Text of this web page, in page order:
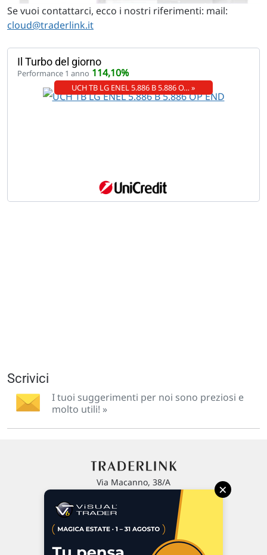
Se vuoi contattarci, ecco i nostri riferimenti: mail:
cloud@traderlink.it
Il Turbo del giorno
Performance 1 anno 114,10%
UCH TB LG ENEL 5.886 B 5.886 O… »
Scrivici
I tuoi suggerimenti per noi sono preziosi e
molto utili! »
Via Macanno, 38/A
P.IVA 02 452 460 401
×